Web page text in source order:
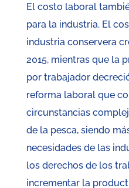
El costo laboral
para la industria. El
industria conservera
2015, mientras que la
por trabajador
reforma laboral que
circunstancias
de la pesca, siendo
necesidades de las
los derechos de los
incrementar la